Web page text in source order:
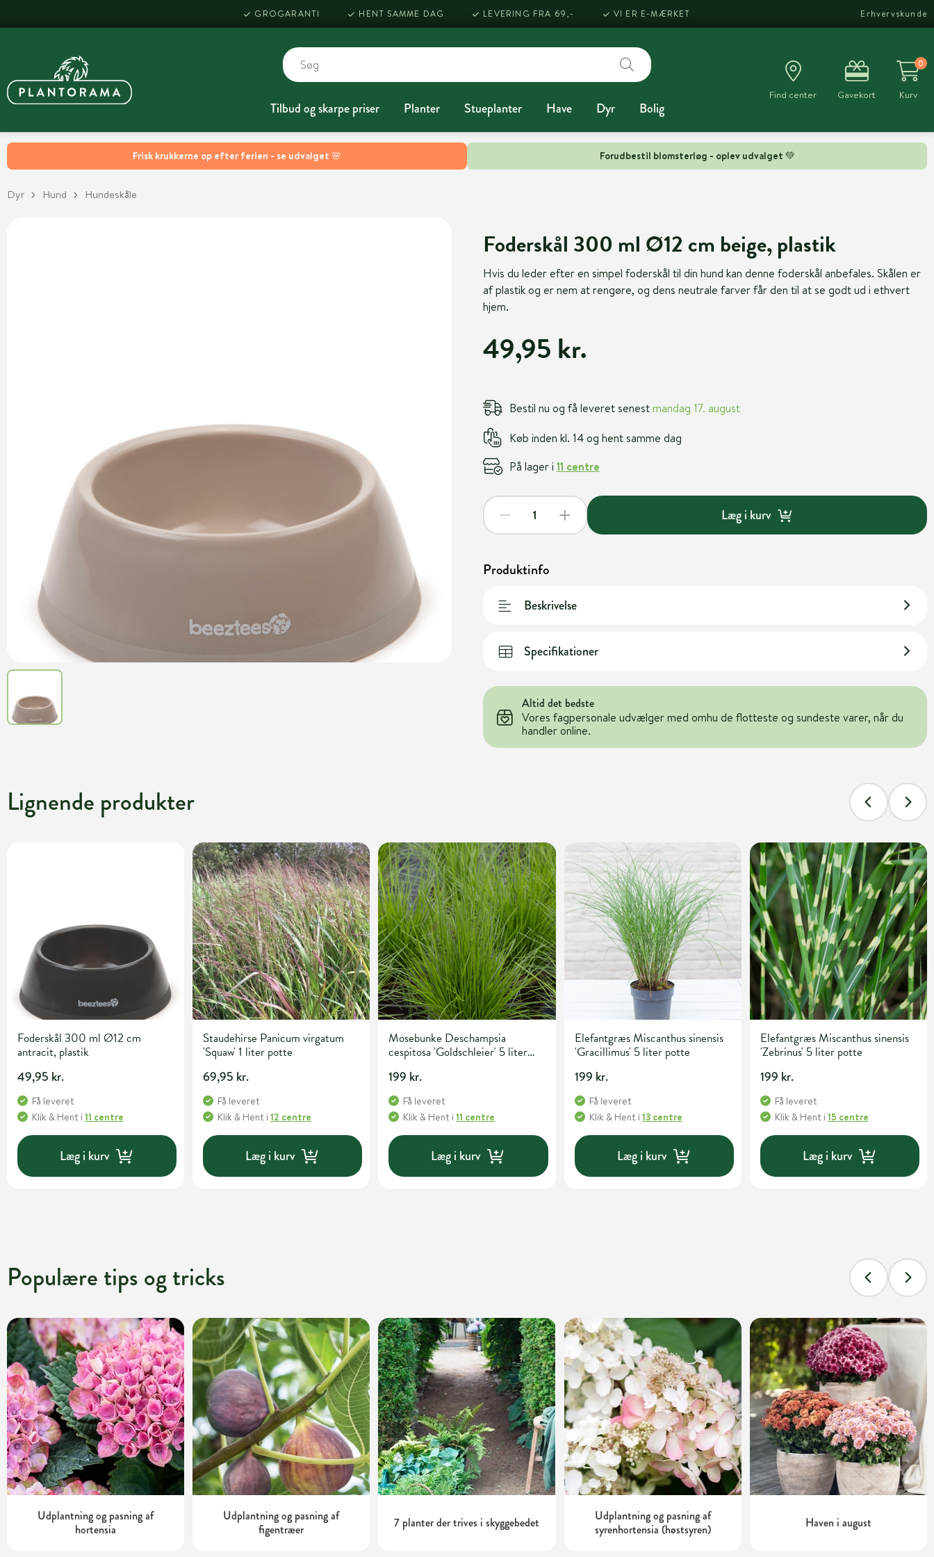
Frisk krukkerne op efter ferien - se udvalget 🌸 Forudbestil blomsterløg - oplev udvalget 💚
GROGARANTI HENT SAMME DAG LEVERING FRA 69,- VI ER E-MÆRKET Erhvervskunde
Tilbud og skarpe priser Planter Stueplanter Have Dyr Bolig
Find center Gavekort
0
Kurv
Dyr Hund Hundeskåle
Foderskål 300 ml Ø12 cm beige, plastik
Hvis du leder efter en simpel foderskål til din hund kan denne foderskål anbefales. Skålen er
af plastik og er nem at rengøre, og dens neutrale farver får den til at se godt ud i ethvert
hjem.
49,95 kr.
Bestil nu og få leveret senestmandag 17. august
Køb inden kl. 14 og hent samme dag
På lager i 11 centre
Læg i kurv
Produktinfo
Beskrivelse
Specifikationer
Altid det bedste
Vores fagpersonale udvælger med omhu de flotteste og sundeste varer, når du
handler online.
Lignende produkter
Foderskål 300 ml Ø12 cm
antracit, plastik
49,95 kr.
Få leveret
Klik & Hent i 11 centre
Læg i kurv
Staudehirse Panicum virgatum
'Squaw' 1 liter potte
69,95 kr.
Få leveret
Klik & Hent i12 centre
Læg i kurv
Mosebunke Deschampsia
cespitosa 'Goldschleier' 5 liter
199 kr.
Få leveret
Klik & Hent i11 centre
Læg i kurv
Elefantgræs Miscanthus sinensis
'Gracillimus' 5 liter potte
199 kr.
Få leveret
Klik & Hent i 13 centre
Læg i kurv
Elefantgræs Miscanthus sinensis
'Zebrinus' 5 liter potte
199 kr.
Få leveret
Klik & Hent i 15 centre
Læg i kurv
Populære tips og tricks
Udplantning og pasning af
hortensia
Udplantning og pasning af
figentræer
7 planter der trives i skyggebedet
Udplantning og pasning af
syrenhortensia (høstsyren)
Haven i august